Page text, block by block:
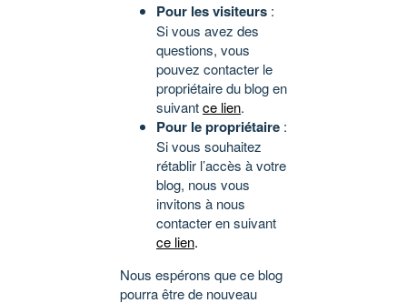
Pour les visiteurs :
Si vous avez des
questions, vous
pouvez contacter le
propriétaire du blog en
suivantce lien.
Pour le propriétaire :
Si vous souhaitez
rétablir l’accès à votre
blog, nous vous
invitons à nous
contacter en suivant
ce lien.
Nous espérons que ce blog
pourra être de nouveau